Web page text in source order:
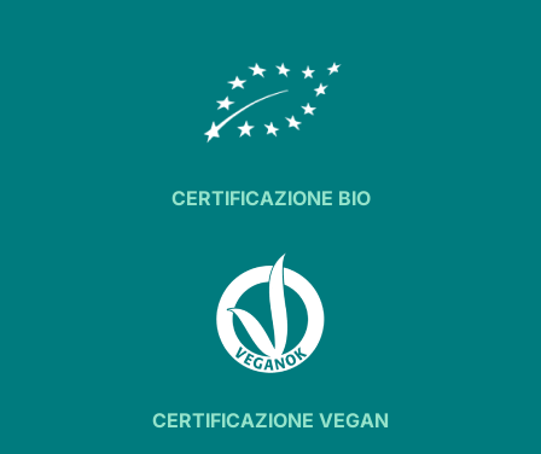
CERTIFICAZIONE BIO
CERTIFICAZIONE VEGAN